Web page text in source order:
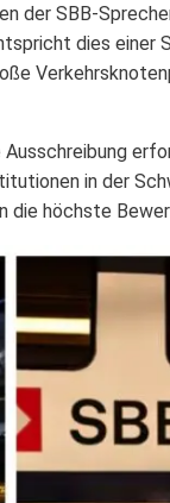
der SBB-
dies einer
Ausschreibung
in der
die höchste